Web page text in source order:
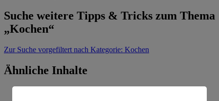
Suche weitere Tipps & Tricks zum Thema
„Kochen“
Zur Suche vorgefiltert nach Kategorie: Kochen
Ähnliche Inhalte